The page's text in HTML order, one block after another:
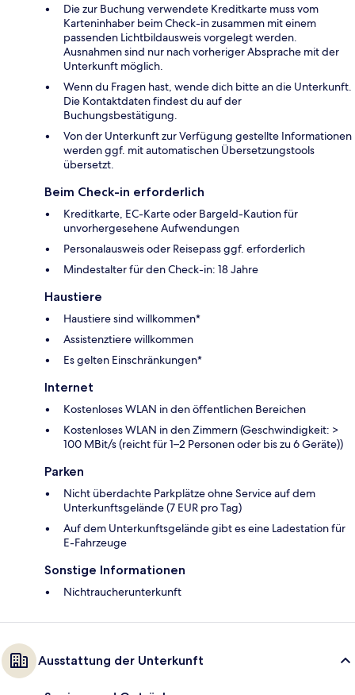
Die zur Buchung verwendete Kreditkarte muss vom
Karteninhaber beim Check-in zusammen mit einem
passenden Lichtbildausweis vorgelegt werden.
Ausnahmen sind nur nach vorheriger Absprache mit der
Unterkunft möglich.
Wenn du Fragen hast, wende dich bitte an die Unterkunft.
Die Kontaktdaten findest du auf der
Buchungsbestätigung.
Von der Unterkunft zur Verfügung gestellte Informationen
werden ggf. mit automatischen Übersetzungstools
übersetzt.
Beim Check-in erforderlich
Kreditkarte, EC-Karte oder Bargeld-Kaution für
unvorhergesehene Aufwendungen
Personalausweis oder Reisepass ggf. erforderlich
Mindestalter für den Check-in: 18 Jahre
Haustiere
Haustiere sind willkommen*
Assistenztiere willkommen
Es gelten Einschränkungen*
Internet
Kostenloses WLAN in den öffentlichen Bereichen
Kostenloses WLAN in den Zimmern (Geschwindigkeit: >
100 MBit/s (reicht für 1–2 Personen oder bis zu 6 Geräte))
Parken
Nicht überdachte Parkplätze ohne Service auf dem
Unterkunftsgelände (7 EUR pro Tag)
Auf dem Unterkunftsgelände gibt es eine Ladestation für
E-Fahrzeuge
Sonstige Informationen
Nichtraucherunterkunft
Ausstattung der Unterkunft